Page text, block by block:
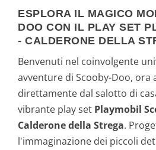
ESPLORA IL MAGICO
DOO CON IL PLAY SET
- CALDERONE DELLA
Benvenuti nel coinvolgente
avventure di Scooby-Doo, ora
direttamente dal salotto di
vibrante play set Playmobil
Calderone della Strega.
l'immaginazione dei piccoli